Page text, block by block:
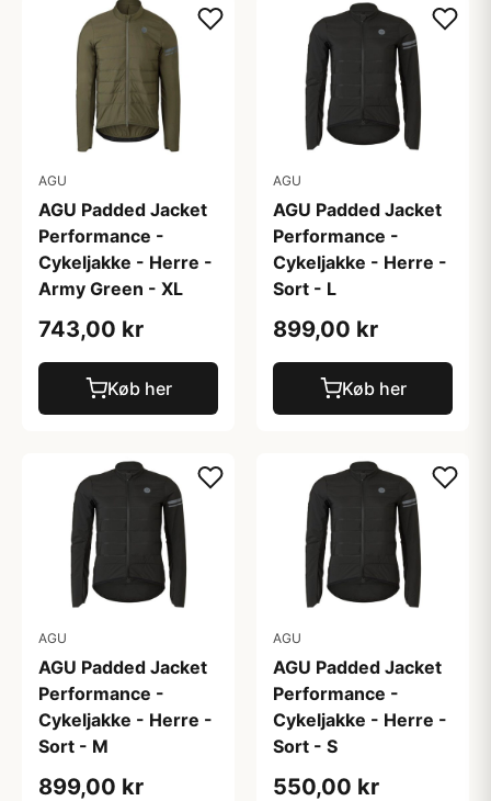
AGU
AGU Padded Jacket
Performance -
Cykeljakke - Herre -
Army Green - XL
743,00 kr
Køb her
AGU
AGU Padded Jacket
Performance -
Cykeljakke - Herre -
Sort - L
899,00 kr
Køb her
AGU
AGU Padded Jacket
Performance -
Cykeljakke - Herre -
Sort - M
899,00 kr
AGU
AGU Padded Jacket
Performance -
Cykeljakke - Herre -
Sort - S
550,00 kr